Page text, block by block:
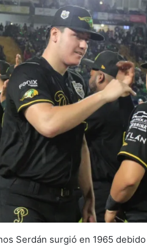
Serdán surgió en 1965